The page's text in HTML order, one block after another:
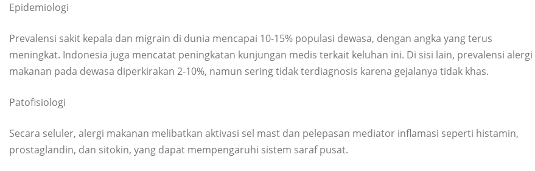
Epidemiologi
Prevalensi sakit kepala dan migrain di dunia mencapai 10-15% populasi dewasa, dengan angka yang terus
meningkat. Indonesia juga mencatat peningkatan kunjungan medis terkait keluhan ini. Di sisi lain, prevalensi alergi
makanan pada dewasa diperkirakan 2-10%, namun sering tidak terdiagnosis karena gejalanya tidak khas.
Patofisiologi
Secara seluler, alergi makanan melibatkan aktivasi sel mast dan pelepasan mediator inflamasi seperti histamin,
prostaglandin, dan sitokin, yang dapat mempengaruhi sistem saraf pusat.